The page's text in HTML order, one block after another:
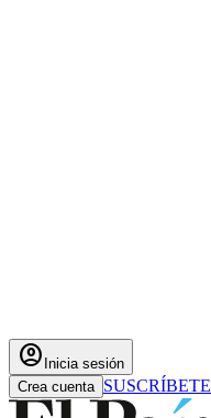
account_circle Inicia sesión
Crea cuenta SUSCRÍBETE